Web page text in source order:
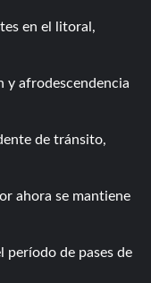
en el litoral,
y afrodescendencia
de tránsito,
ahora se mantiene
período de pases de